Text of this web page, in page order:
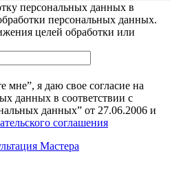
персональных данных в
персональных данных.
целей обработки или
я даю свое согласие на
данных в соответствии с
данных” от 27.06.2006 и
соглашения
Мастера